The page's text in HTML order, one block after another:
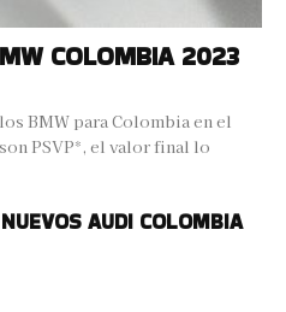
COLOMBIA 2023
BMW para Colombia en el
PSVP*, el valor final lo
AUDI COLOMBIA